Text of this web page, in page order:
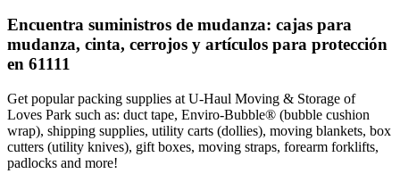
Encuentra suministros de mudanza: cajas para
mudanza, cinta, cerrojos y artículos para protección
en 61111
Get popular packing supplies at U-Haul Moving & Storage of
Loves Park such as: duct tape, Enviro-Bubble® (bubble cushion
wrap), shipping supplies, utility carts (dollies), moving blankets, box
cutters (utility knives), gift boxes, moving straps, forearm forklifts,
padlocks and more!